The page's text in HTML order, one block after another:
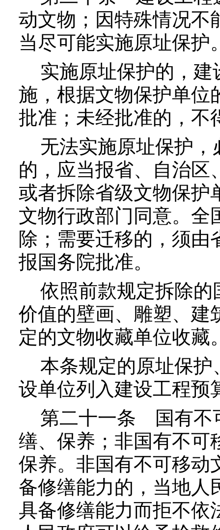
动文物；因特殊情况不
当尽可能实施原址保护
实施原址保护的，建
施，根据文物保护单位
批准；未经批准的，不
无法实施原址保护，
的，应当报省、自治区
或者拆除省级文物保护
文物行政部门同意。全
除；需要迁移的，须由
报国务院批准。
依照前款规定拆除的
价值的壁画、雕塑、建
定的文物收藏单位收藏
本条规定的原址保护
设单位列入建设工程预
第二十一条
国有不
缮、保养；非国有不可
保养。非国有不可移动
备修缮能力的，当地人
具备修缮能力而拒不依